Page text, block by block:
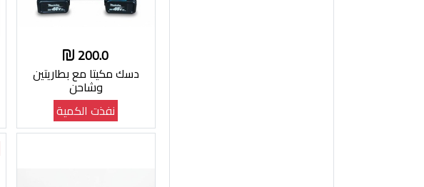
200.0
دسك مكيتا مع بطاريتين
وشاحن
نفذت الكمية